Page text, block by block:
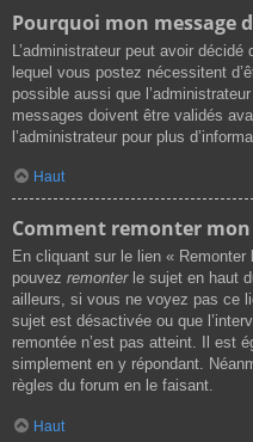
Pourquoi mon message
L’administrateur peut avoir
lequel vous postez nécessitent
possible aussi que
messages doivent être validés
l’administrateur pour plus
Haut
Comment remonter mon
En cliquant sur le lien «
pouvez remonterle sujet en haut
ailleurs, si vous ne voyez pas ce
sujet est désactivée ou que
remontée n’est pas atteint. Il est
simplement en y répondant.
règles du forum en le faisant.
Haut